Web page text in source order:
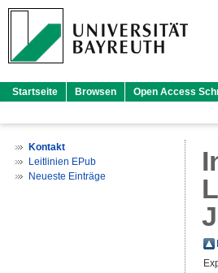
Startseite Browsen Open Access
Kontakt
Leitlinien EPub
Neueste Einträge